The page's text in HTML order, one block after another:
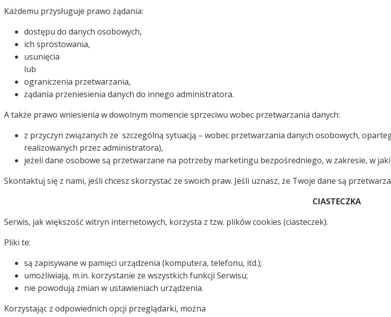
Każdemu przysługuje prawo żądania:
dostępu do danych osobowych,
ich sprostowania,
usunięcia
lub
ograniczenia przetwarzania,
żądania przeniesienia danych do innego administratora.
A także prawo wniesienia w dowolnym momencie sprzeciwu wobec przetwarzania danych:
z przyczyn związanych ze szczególną sytuacją – wobec przetwarzania danych osobowych,
realizowanych przez administratora),
jeżeli dane osobowe są przetwarzane na potrzeby marketingu bezpośredniego, w zakresie, w
Skontaktuj się z nami, jeśli chcesz skorzystać ze swoich praw. Jeśli uznasz, że Twoje dane są
CIASTECZKA
Serwis, jak większość witryn internetowych, korzysta z tzw. plików cookies (ciasteczek).
Pliki te:
są zapisywane w pamięci urządzenia (komputera, telefonu, itd.);
umożliwiają, m.in. korzystanie ze wszystkich funkcji Serwisu;
nie powodują zmian w ustawieniach urządzenia.
Korzystając z odpowiednich opcji przeglądarki, można